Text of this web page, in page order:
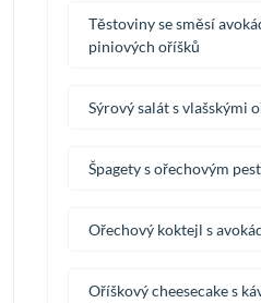
Těstoviny se směsí
piniových oříšků
Sýrový salát s vlašskými
Špagety s ořechovým
Ořechový koktejl s
Oříškový cheesecake s